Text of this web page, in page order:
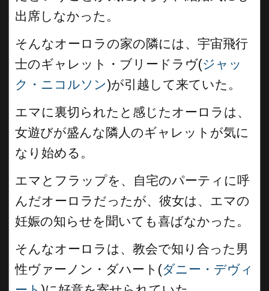
出席しなかった。
そんなオーロラの家の隣には、宇宙飛行
士のギャレット・ブリードラヴ(ジャッ
ク・ニコルソン)が引越して来ていた。
エマに裏切られたと感じたオーロラは、
女遊びが盛んな隣人のギャレットが気に
なり始める。
エマとフラップを、自宅のパーティに呼
んだオーロラだったが、彼女は、エマの
妊娠の知らせを聞いても喜ばなかった。
そんなオーロラは、教会で知り合った男
性ヴァーノン・ダハート(ダニー・デヴィ